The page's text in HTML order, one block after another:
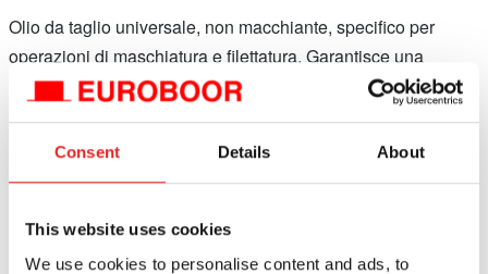
Consent Details About
This website uses cookies
We use cookies to personalise content and ads, to
Olio da taglio universale, non macchiante, specifico per
operazioni di maschiatura e filettatura. Garantisce una
lubrificazione costante e migliora la precisione della
lavorazione. Le sue proprietà uniche aiutano attivamente
l’evacuazione del truciolo e mantengono gli utensili affilati.
Spray: